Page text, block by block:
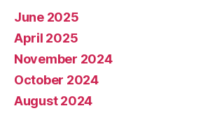
June 2025
April 2025
November 2024
October 2024
August 2024